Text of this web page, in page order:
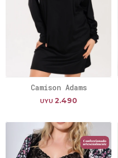
Camison Adams
UYU 2.490